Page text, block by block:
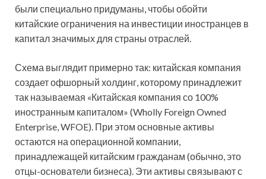
были специально придуманы, чтобы обойти
китайские ограничения на инвестиции иностранцев в
капитал значимых для страны отраслей.
Схема выглядит примерно так: китайская компания
создает офшорный холдинг, которому принадлежит
так называемая «Китайская компания со 100%
иностранным капиталом» (Wholly Foreign Owned
Enterprise, WFOE). При этом основные активы
остаются на операционной компании,
принадлежащей китайским гражданам (обычно, это
отцы-основатели бизнеса). Эти активы связывают с